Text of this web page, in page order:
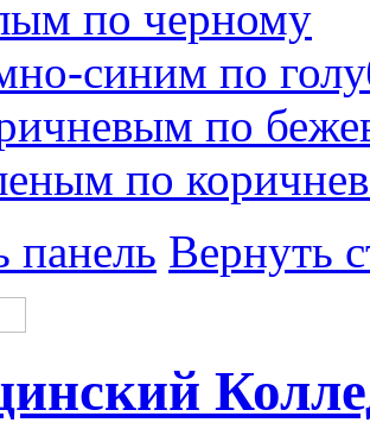
по черному
синим по
по
по
панель Вернуть